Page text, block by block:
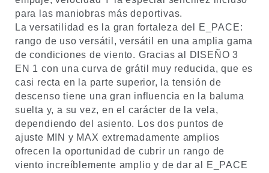
para las maniobras más deportivas.
La versatilidad es la gran fortaleza del E_PACE:
rango de uso versátil, versátil en una amplia gama
de condiciones de viento. Gracias al DISEÑO 3
EN 1 con una curva de grátil muy reducida, que es
casi recta en la parte superior, la tensión de
descenso tiene una gran influencia en la baluma
suelta y, a su vez, en el carácter de la vela,
dependiendo del asiento. Los dos puntos de
ajuste MIN y MAX extremadamente amplios
ofrecen la oportunidad de cubrir un rango de
viento increíblemente amplio y de dar al E_PACE